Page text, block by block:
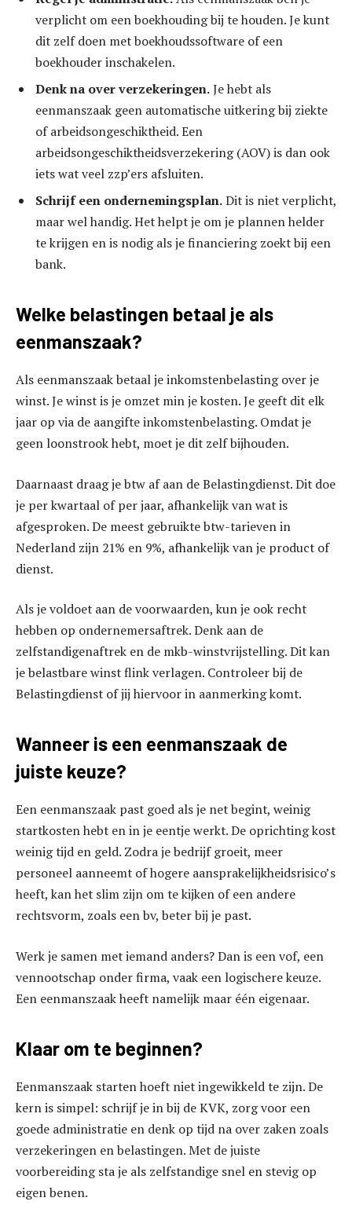
verplicht om een boekhouding bij te houden. Je kunt
dit zelf doen met boekhoudssoftware of een
boekhouder inschakelen.
Denk na over verzekeringen.Je hebt als
eenmanszaak geen automatische uitkering bij ziekte
of arbeidsongeschiktheid. Een
arbeidsongeschiktheidsverzekering (AOV) is dan ook
iets wat veel zzp’ers afsluiten.
Schrijf een ondernemingsplan.Dit is niet verplicht,
maar wel handig. Het helpt je om je plannen helder
te krijgen en is nodig als je financiering zoekt bij een
bank.
Welke belastingen betaal je als
eenmanszaak?
Als eenmanszaak betaal je inkomstenbelasting over je
winst. Je winst is je omzet min je kosten. Je geeft dit elk
jaar op via de aangifte inkomstenbelasting. Omdat je
geen loonstrook hebt, moet je dit zelf bijhouden.
Daarnaast draag je btw af aan de Belastingdienst. Dit doe
je per kwartaal of per jaar, afhankelijk van wat is
afgesproken. De meest gebruikte btw-tarieven in
Nederland zijn 21% en 9%, afhankelijk van je product of
dienst.
Als je voldoet aan de voorwaarden, kun je ook recht
hebben op ondernemersaftrek. Denk aan de
zelfstandigenaftrek en de mkb-winstvrijstelling. Dit kan
je belastbare winst flink verlagen. Controleer bij de
Belastingdienst of jij hiervoor in aanmerking komt.
Wanneer is een eenmanszaak de
juiste keuze?
Een eenmanszaak past goed als je net begint, weinig
startkosten hebt en in je eentje werkt. De oprichting kost
weinig tijd en geld. Zodra je bedrijf groeit, meer
personeel aanneemt of hogere aansprakelijkheidsrisico’s
heeft, kan het slim zijn om te kijken of een andere
rechtsvorm, zoals een bv, beter bij je past.
Werk je samen met iemand anders? Dan is een vof, een
vennootschap onder firma, vaak een logischere keuze.
Een eenmanszaak heeft namelijk maar één eigenaar.
Klaar om te beginnen?
Eenmanszaak starten hoeft niet ingewikkeld te zijn. De
kern is simpel: schrijf je in bij de KVK, zorg voor een
goede administratie en denk op tijd na over zaken zoals
verzekeringen en belastingen. Met de juiste
voorbereiding sta je als zelfstandige snel en stevig op
eigen benen.